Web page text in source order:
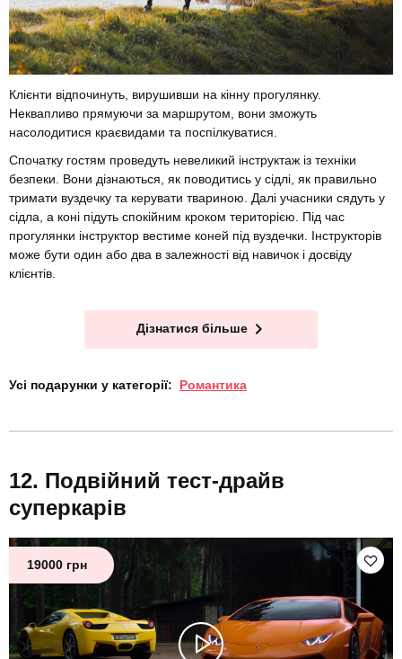
Клієнти відпочинуть, вирушивши на кінну прогулянку.
Неквапливо прямуючи за маршрутом, вони зможуть
насолодитися краєвидами та поспілкуватися.
Спочатку гостям проведуть невеликий інструктаж із техніки
безпеки. Вони дізнаються, як поводитись у сідлі, як правильно
тримати вуздечку та керувати твариною. Далі учасники сядуть у
сідла, а коні підуть спокійним кроком територією. Під час
прогулянки інструктор вестиме коней під вуздечки. Інструкторів
може бути один або два в залежності від навичок і досвіду
клієнтів.
Дізнатися більше
Усі подарунки у категорії: Романтика
Подвійний тест-драйв
суперкарів
19000 грн